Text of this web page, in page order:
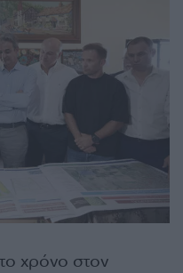
χρόνο στον